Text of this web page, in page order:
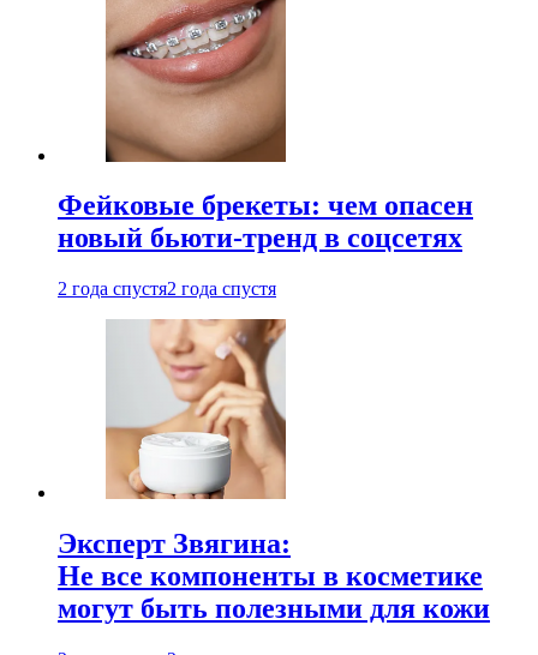
Фейковые брекеты: чем опасен
новый бьюти-тренд в соцсетях
2 года спустя2 года спустя
Эксперт Звягина:
Не все компоненты в косметике
могут быть полезными для кожи